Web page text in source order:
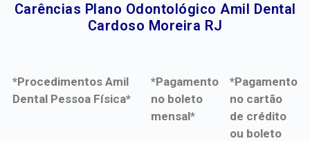
Carências Plano Odontológico Amil Dental
Cardoso Moreira RJ​
*Procedimentos Amil
Dental Pessoa Física*
*Pagamento
no boleto
mensal*
*Pagamento
no cartão
de crédito
ou boleto